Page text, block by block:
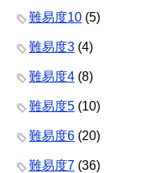
難易度10 (5)
難易度3 (4)
難易度4 (8)
難易度5 (10)
難易度6 (20)
難易度7 (36)